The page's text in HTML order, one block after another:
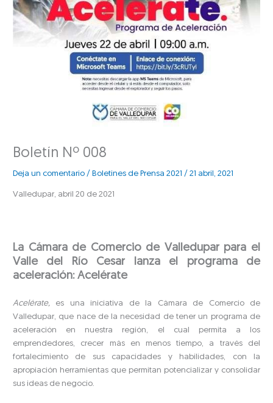
Boletín Nº 008
Deja un comentario / Boletines de Prensa 2021 /21 abril, 2021
Valledupar, abril 20 de 2021
La Cámara de Comercio de Valledupar para el
Valle del Río Cesar lanza el programa de
aceleración: Acelérate
Acelérate, es una iniciativa de la Cámara de Comercio de
Valledupar, que nace de la necesidad de tener un programa de
aceleración en nuestra región, el cual permita a los
emprendedores, crecer más en menos tiempo, a través del
fortalecimiento de sus capacidades y habilidades, con la
apropiación herramientas que permitan potencializar y consolidar
sus ideas de negocio.